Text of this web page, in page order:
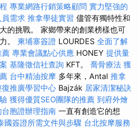
專業網路行銷策略顧問 實力堅強的
需求 推拿學徒實習 儘管有獨特性和
的挑戰。 家鄉帶來的創業榜樣也可
。 柬埔寨簽證 LOURDES 全面了解
薦 專業會議點心供應 HONEY 提供量
基隆徵信社查詢 KFT。 喬骨療法 獲
台中精油按摩 多年來，Antal 推拿
推廣學習中心 Bajzák 居家清潔秘訣
獲得優質SEO團隊的推薦 到府外燴
胞證辦理指南 一直有創造它的想
國簽證所需文件與步驟 台北按摩服務